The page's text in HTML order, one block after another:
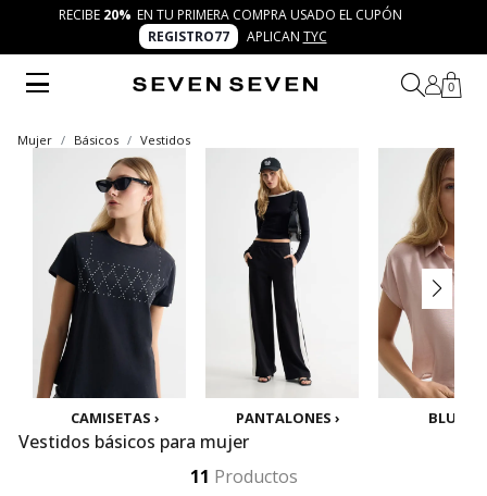
RECIBE 20% EN TU PRIMERA COMPRA USADO EL CUPÓN
REGISTRO77
APLICAN TYC
0
Mujer Básicos Vestidos
CAMISETAS › PANTALONES › BLUSAS
Vestidos básicos para mujer
11 Productos